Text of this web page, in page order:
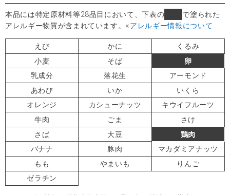
本品には特定原材料等28品目において、下表の
で塗られた
アレルギー物質が含まれています。※アレルギー情報について
えび かに
くるみ
小麦
そば
卵
乳成分
落花生
アーモンド
あわび
いか
いくら
オレンジ
カシューナッツ
キウイフルーツ
牛肉
ごま
さけ
さば
大豆
鶏肉
バナナ
豚肉
マカダミアナッツ
もも
やまいも
りんご
ゼラチン